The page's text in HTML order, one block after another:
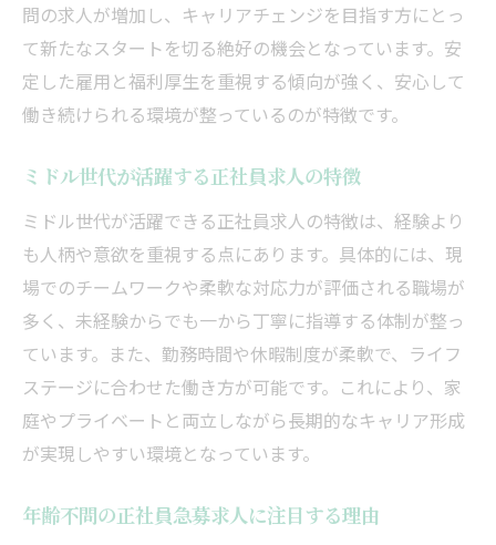
問の求人が増加し、キャリアチェンジを目指す方にとっ
て新たなスタートを切る絶好の機会となっています。安
定した雇用と福利厚生を重視する傾向が強く、安心して
働き続けられる環境が整っているのが特徴です。
ミドル世代が活躍する正社員求人の特徴
ミドル世代が活躍できる正社員求人の特徴は、経験より
も人柄や意欲を重視する点にあります。具体的には、現
場でのチームワークや柔軟な対応力が評価される職場が
多く、未経験からでも一から丁寧に指導する体制が整っ
ています。また、勤務時間や休暇制度が柔軟で、ライフ
ステージに合わせた働き方が可能です。これにより、家
庭やプライベートと両立しながら長期的なキャリア形成
が実現しやすい環境となっています。
年齢不問の正社員急募求人に注目する理由